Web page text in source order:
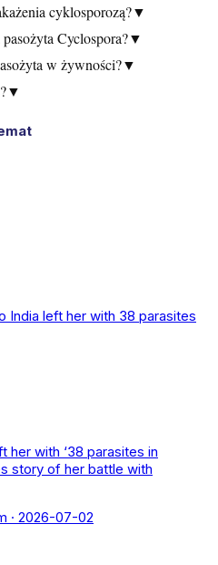
cyklosporozą?▼
Cyclospora?▼
w żywności?▼
▼
India left her with 38 parasites
her with ‘38 parasites in
story of her battle with
· 2026-07-02